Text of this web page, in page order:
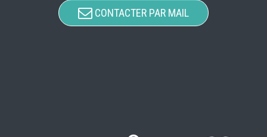
CONTACTER PAR MAIL